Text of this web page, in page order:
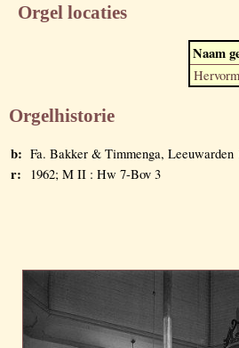
Orgel locaties
Naam
Orgelhistorie
b: Fa. Bakker & Timmenga,
r: 1962; M II : Hw 7-Bov 3